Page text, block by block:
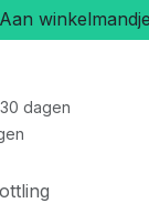
dagen